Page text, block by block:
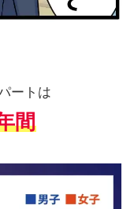
ートは
間